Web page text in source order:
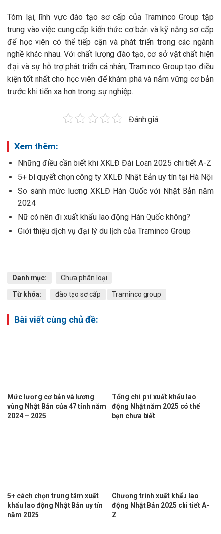
Tóm lại, lĩnh vực đào tạo sơ cấp của Traminco Group tập
trung vào việc cung cấp kiến thức cơ bản và kỹ năng sơ cấp
để học viên có thể tiếp cận và phát triển trong các ngành
nghề khác nhau. Với chất lượng đào tạo, cơ sở vật chất hiện
đại và sự hỗ trợ phát triển cá nhân, Traminco Group tạo điều
kiện tốt nhất cho học viên để khám phá và nắm vững cơ bản
trước khi tiến xa hơn trong sự nghiệp.
Đánh giá
Xem thêm:
Những điều cần biết khi XKLĐ Đài Loan 2025 chi tiết A-Z
5+ bí quyết chọn công ty XKLĐ Nhật Bản uy tín tại Hà Nội
So sánh mức lương XKLĐ Hàn Quốc với Nhật Bản năm
2024
Nữ có nên đi xuất khẩu lao động Hàn Quốc không?
Giới thiệu dịch vụ đại lý du lịch của Traminco Group
Danh mục: Chưa phân loại
Từ khóa: đào tạo sơ cấp Traminco group
Bài viết cùng chủ đề:
Mức lương cơ bản và lương
vùng Nhật Bản của 47 tỉnh năm
2024 – 2025
Tổng chi phí xuất khẩu lao
động Nhật năm 2025 có thể
bạn chưa biết
5+ cách chọn trung tâm xuất
khẩu lao động Nhật Bản uy tín
năm 2025
Chương trình xuất khẩu lao
động Nhật Bản 2025 chi tiết A-
Z